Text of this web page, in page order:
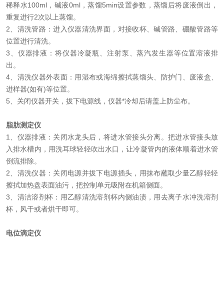
稀释水100ml，碱液0ml，蒸馏5min设置参数，蒸馏后将废液倒出，
重复进行2次以上蒸馏。
2、清洗管路：进入仪器清洗界面，对接收杯、碱管路、硼酸管路等
位置进行清洗。
3、仪器排液：将仪器冷凝瓶、注射泵、蒸汽发生器等位置溶液排
出。
4、清洗仪器外表面：用湿布或海绵擦拭蒸馏头、防护门、废液盒、
进样器(如有)等位置。
5、关闭仪器开关，拔下电源线，仪器*冷却后请盖上防尘布。
脂肪测定仪
1、仪器排液：关闭水龙头后，将进水管接头分离。把进水管接头放
入排水槽内，用洗耳球轻轻吹出水口，让冷凝管内的液体顺着进水管
倒流排除。
2、清洗仪器：关闭电源并拔下电源插头，用抹布蘸取少量乙醇轻轻
擦拭加热盘表面油污，把控制单元吸附在机箱侧面。
3、清洁溶剂杯：用乙醇清洗溶剂杯内侧油渍，用去离子水冲洗溶剂
杯，风干或者烘干即可。
电位滴定仪